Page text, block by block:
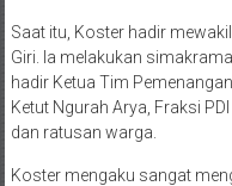
Saat itu, Koster hadir
Giri. Ia melakukan
hadir Ketua Tim
Ketut Ngurah Arya, Fraksi
dan ratusan warga.
Koster mengaku sangat